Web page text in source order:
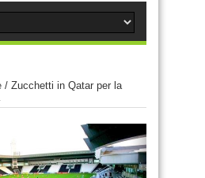
/ Zucchetti in Qatar per la